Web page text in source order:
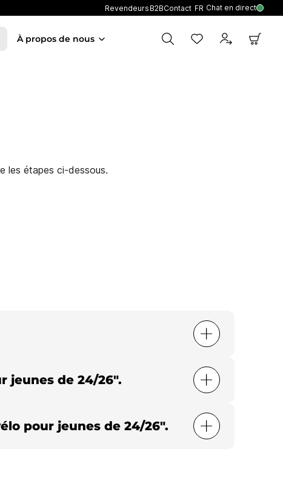
Revendeurs B2BContact FR Chat en direct
À propos de nous
les étapes ci-dessous.
jeunes de 24/26".
pour jeunes de 24/26".